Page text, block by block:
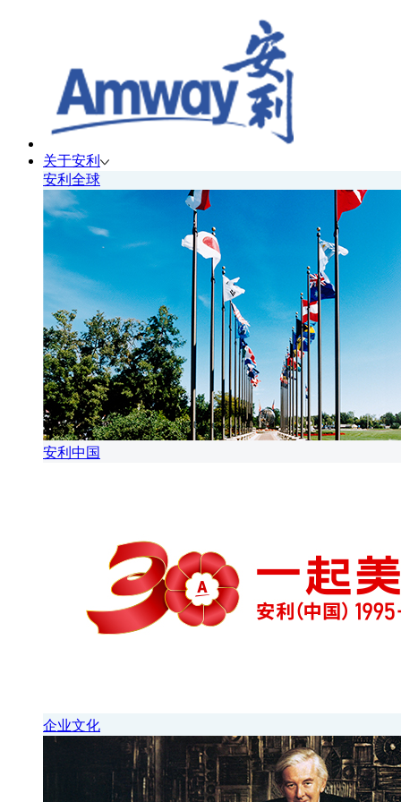
关于安利
安利全球
安利中国
企业文化